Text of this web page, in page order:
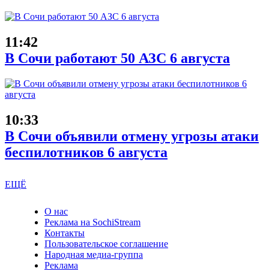
11:42
В Сочи работают 50 АЗС 6 августа
10:33
В Сочи объявили отмену угрозы атаки
беспилотников 6 августа
ЕЩЁ
О нас
Реклама на SochiStream
Контакты
Пользовательское соглашение
Народная медиа-группа
Реклама